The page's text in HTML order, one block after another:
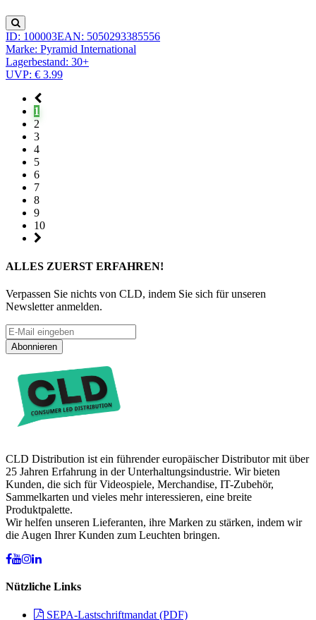
ID: 100003EAN: 5050293385556
Marke: Pyramid International
Lagerbestand: 30+
UVP: € 3.99
1
2
3
4
5
6
7
8
9
10
ALLES ZUERST ERFAHREN!
Verpassen Sie nichts von CLD, indem Sie sich für unseren
Newsletter anmelden.
Abonnieren
CLD Distribution ist ein führender europäischer Distributor mit über
25 Jahren Erfahrung in der Unterhaltungsindustrie. Wir bieten
Kunden, die sich für Videospiele, Merchandise, IT-Zubehör,
Sammelkarten und vieles mehr interessieren, eine breite
Produktpalette.
Wir helfen unseren Lieferanten, ihre Marken zu stärken, indem wir
die Augen Ihrer Kunden zum Leuchten bringen.
Nützliche Links
SEPA-Lastschriftmandat (PDF)